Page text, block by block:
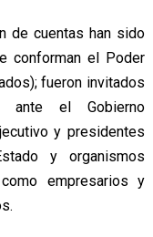
de cuentas han sido
conforman el Poder
fueron invitados
ante el Gobierno
y presidentes
y organismos
empresarios y